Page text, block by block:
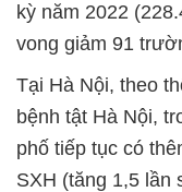
kỳ năm 2022
vong giảm 91
Tại Hà Nội, theo
bệnh tật Hà Nội,
phố tiếp tục có
SXH (tăng 1,5 lần